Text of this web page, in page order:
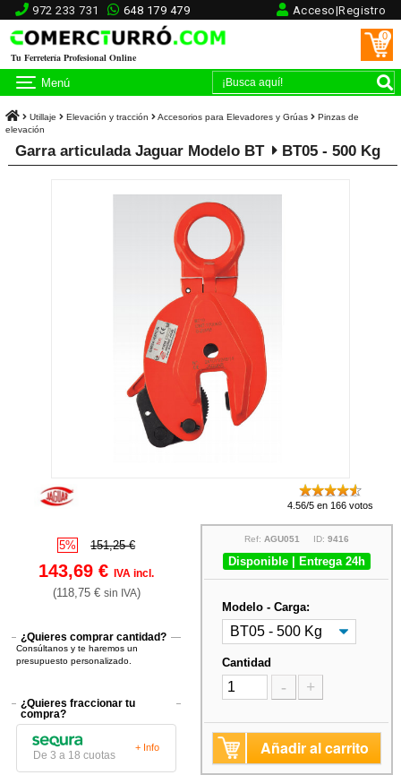
972 233 731 648 179 479 Acceso|Registro
Tu Ferretería Profesional Online
0
Menú
Utillaje Elevación y tracción Accesorios para Elevadores y Grúas
Pinzas de
elevación
Garra articulada Jaguar Modelo BT BT05 - 500 Kg
4.56/5 en 166 votos
5% 151,25 €
143,69 €IVA incl.
(118,75 € sin IVA)
¿Quieres comprar cantidad?
Consúltanos y te haremos un
presupuesto personalizado.
¿Quieres fraccionar tu
compra?
De 3 a 18 cuotas
+ Info
Ref: AGU051 ID: 9416
Disponible | Entrega 24h
Modelo - Carga:
Cantidad
- +
Añadir al carrito